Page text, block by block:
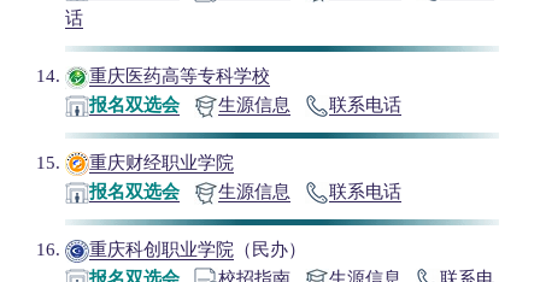
话
重庆医药高等专科学校
报名双选会
生源信息 联系电话
重庆财经职业学院
报名双选会
生源信息 联系电话
重庆科创职业学院 （民办）